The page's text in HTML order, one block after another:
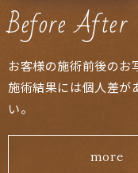
Before After
お客様の施術前後のお
施術結果には個人差が
い。
more